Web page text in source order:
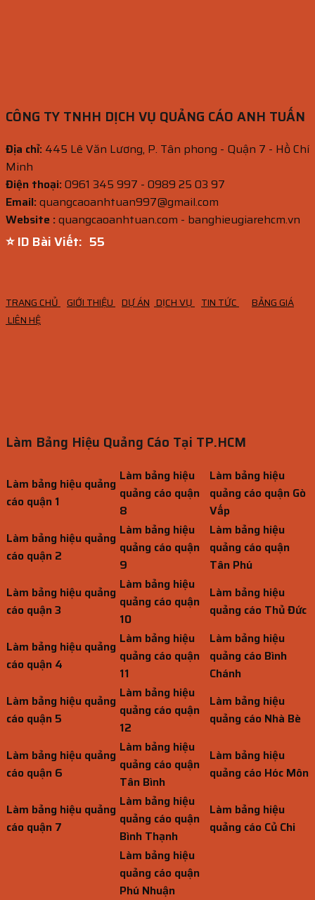
CÔNG TY TNHH DỊCH VỤ QUẢNG CÁO ANH TUẤN
Địa chỉ: 445 Lê Văn Lương, P. Tân phong - Quận 7 - Hồ Chí
Minh
Điện thoại:0961 345 997 - 0989 25 03 97
Email:quangcaoanhtuan997@gmail.com
Website :quangcaoanhtuan.com - banghieugiarehcm.vn
⭐ ID Bài Viết: 54
TRANG CHỦ GIỚI THIỆU DỰ ÁN DỊCH VỤ TIN TỨC
BẢNG GIÁ
LIÊN HỆ
Làm Bảng Hiệu Quảng Cáo Tại TP.HCM
Làm bảng hiệu quảng
cáo quận 1
Làm bảng hiệu
quảng cáo quận
8
Làm bảng hiệu
quảng cáo quận Gò
Vấp
Làm bảng hiệu quảng
cáo quận 2
Làm bảng hiệu
quảng cáo quận
9
Làm bảng hiệu
quảng cáo quận
Tân Phú
Làm bảng hiệu quảng
cáo quận 3
Làm bảng hiệu
quảng cáo quận
10
Làm bảng hiệu
quảng cáo Thủ Đức
Làm bảng hiệu quảng
cáo quận 4
Làm bảng hiệu
quảng cáo quận
11
Làm bảng hiệu
quảng cáo Bình
Chánh
Làm bảng hiệu quảng
cáo quận 5
Làm bảng hiệu
quảng cáo quận
12
Làm bảng hiệu
quảng cáo Nhà Bè
Làm bảng hiệu quảng
cáo quận 6
Làm bảng hiệu
quảng cáo quận
Tân Bình
Làm bảng hiệu
quảng cáo Hóc Môn
Làm bảng hiệu quảng
cáo quận 7
Làm bảng hiệu
quảng cáo quận
Bình Thạnh
Làm bảng hiệu
quảng cáo Củ Chi
Làm bảng hiệu
quảng cáo quận
Phú Nhuận